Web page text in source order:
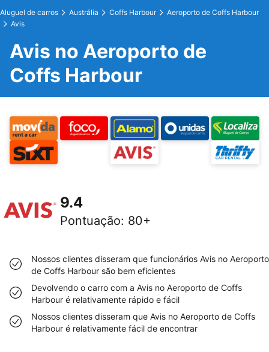
Aluguel de carros Austrália Coffs Harbour
Aeroporto de Coffs Harbour
Avis
Avis no Aeroporto de
Coffs Harbour
9.4
Pontuação: 80+
Nossos clientes disseram que funcionários Avis no Aeroporto
de Coffs Harbour são bem eficientes
Devolvendo o carro com a Avis no Aeroporto de Coffs
Harbour é relativamente rápido e fácil
Nossos clientes disseram que Avis no Aeroporto de Coffs
Harbour é relativamente fácil de encontrar